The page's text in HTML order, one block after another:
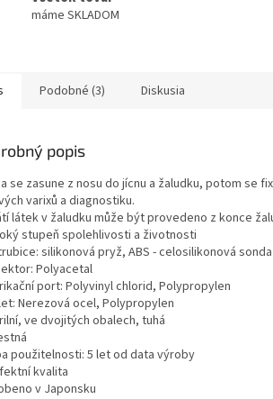
máme SKLADOM
Podobné (3) Diskusia
popis
se zasune z nosu do jícnu a žaludku, potom se
varixů a diagnostiku.
látek v žaludku může být provedeno z konce
stupeň spolehlivosti a životnosti
silikonová pryž, ABS - celosilikonová sonda
Polyacetal
port: Polyvinyl chlorid, Polypropylen
Nerezová ocel, Polypropylen
ve dvojitých obalech, tuhá
použitelnosti: 5 let od data výroby
kvalita
v Japonsku